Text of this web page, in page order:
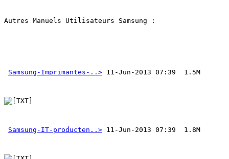
Autres Manuels Utilisateurs Samsung :
Samsung-Imprimantes-..>
Samsung-IT-producten..>